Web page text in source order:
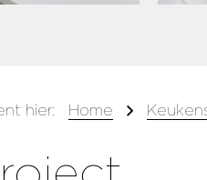
hier: Home